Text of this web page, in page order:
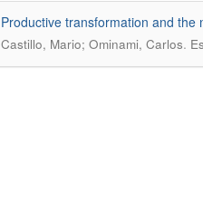
Productive transformation and the
Castillo, Mario; Ominami, Carlos.